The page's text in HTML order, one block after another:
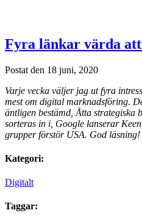
Fyra länkar värda att
Postat den 18 juni, 2020
Varje vecka väljer jag ut fyra
mest om digital marknadsföring.
äntligen bestämd, Åtta strategiska
sorteras in i, Google lanserar
grupper förstör USA. God läsning!
Kategori:
Digitalt
Taggar: